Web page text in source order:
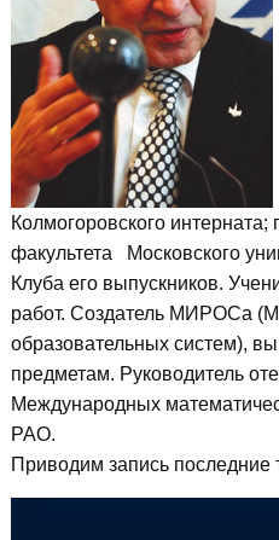
Колмогоровского
факультета Московского
Клуба его выпускников.
работ. Создатель МИРОСа
образовательных систем),
предметам. Руководитель
Международных
РАО.
Приводим запись последние